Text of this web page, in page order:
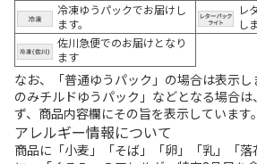
冷凍ゆうパックでお届けし
ます。
レ
し
佐川急便でのお届けとなり
ます
なお、「普通ゆうパック」の場合は表示
のみチルドゆうパック」などとなる場合
ず、商品内容欄にその旨を表示しています。
アレルギー情報について
商品に「小麦」「そば」「卵」「乳」「